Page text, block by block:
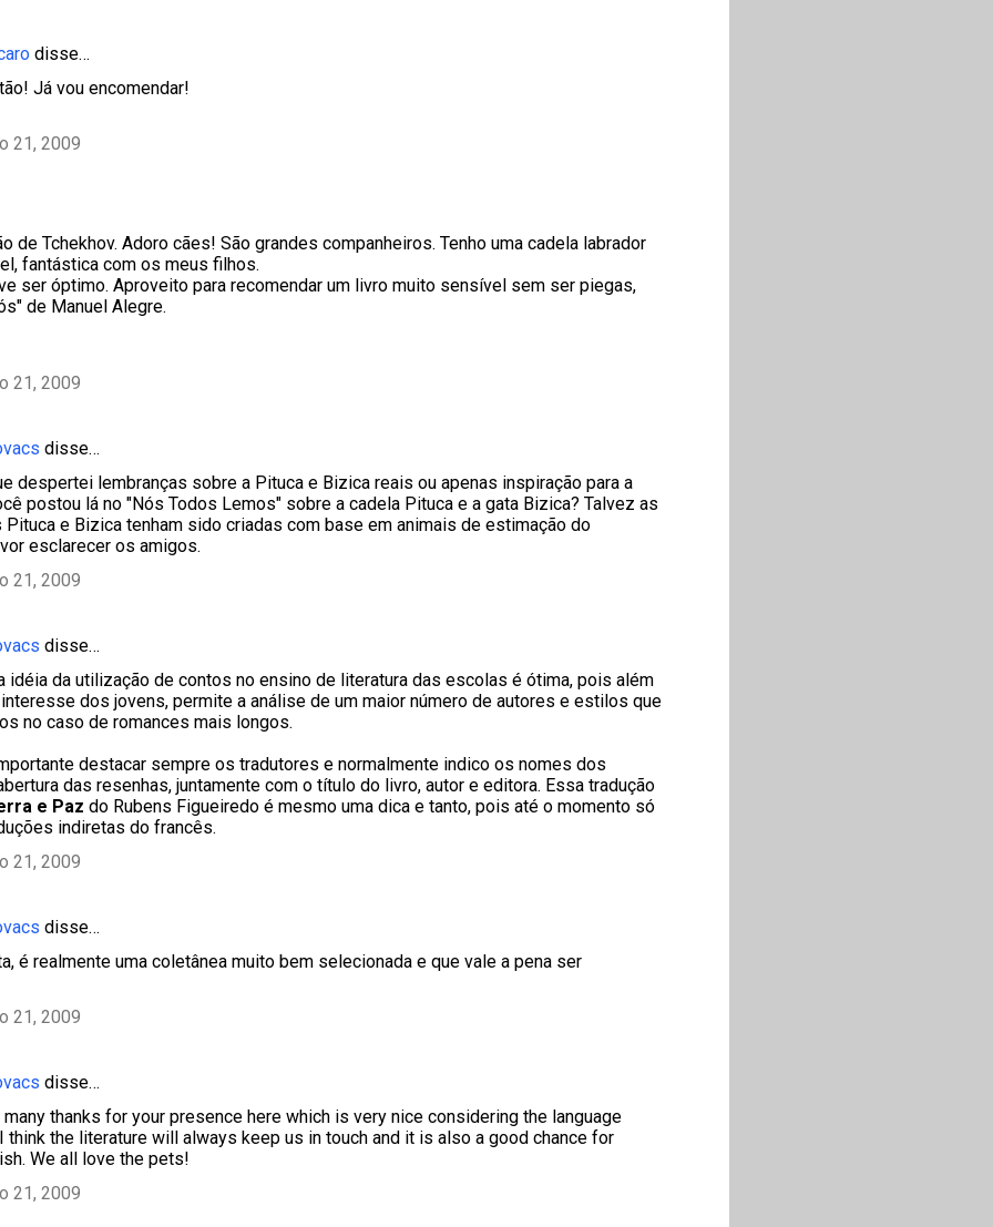
disse…
Já vou encomendar!
21, 2009
de Tchekhov. Adoro cães! São grandes companheiros. Tenho uma cadela labrador
fantástica com os meus filhos.
ser óptimo. Aproveito para recomendar um livro muito sensível sem ser piegas,
de Manuel Alegre.
21, 2009
disse…
despertei lembranças sobre a Pituca e Bizica reais ou apenas inspiração para a
postou lá no "Nós Todos Lemos" sobre a cadela Pituca e a gata Bizica? Talvez as
Pituca e Bizica tenham sido criadas com base em animais de estimação do
esclarecer os amigos.
21, 2009
disse…
idéia da utilização de contos no ensino de literatura das escolas é ótima, pois além
dos jovens, permite a análise de um maior número de autores e estilos que
no caso de romances mais longos.
destacar sempre os tradutores e normalmente indico os nomes dos
das resenhas, juntamente com o título do livro, autor e editora. Essa tradução
e Paz do Rubens Figueiredo é mesmo uma dica e tanto, pois até o momento só
indiretas do francês.
21, 2009
disse…
é realmente uma coletânea muito bem selecionada e que vale a pena ser
21, 2009
disse…
many thanks for your presence here which is very nice considering the language
the literature will always keep us in touch and it is also a good chance for
We all love the pets!
21, 2009